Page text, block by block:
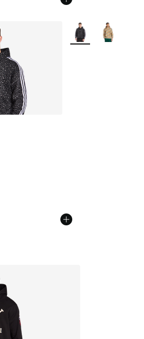
Prix en baisse de € 84,99 à
Plus de couleurs